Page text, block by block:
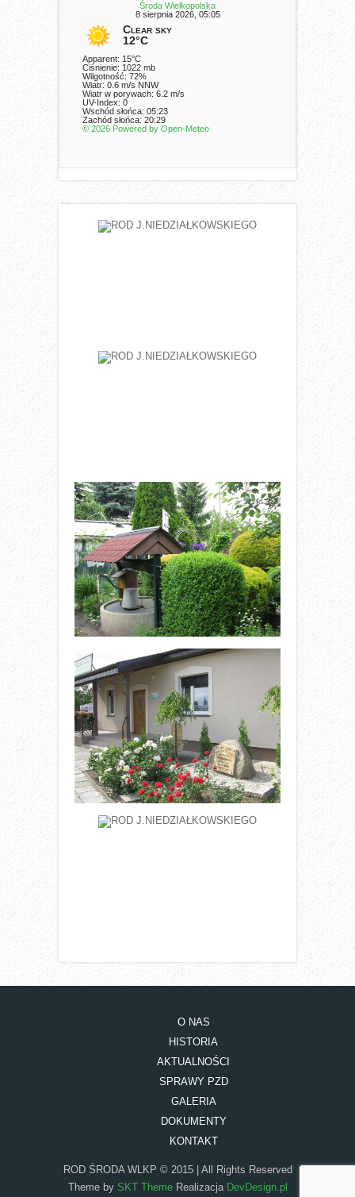
Środa Wielkopolska
8 sierpnia 2026, 05:05
Clear sky
12°C
Apparent: 15°C
Ciśnienie: 1022 mb
Wilgotność: 72%
Wiatr: 0.6 m/s NNW
Wiatr w porywach: 6.2 m/s
UV-Index: 0
Wschód słońca: 05:23
Zachód słońca: 20:29
© 2026 Powered by Open-Meteo
O NAS
HISTORIA
AKTUALNOŚCI
SPRAWY PZD
GALERIA
DOKUMENTY
KONTAKT
ROD ŚRODA WLKP © 2015 | All Rights Reserved
Theme by SKT ThemeRealizacja DevDesign.pl